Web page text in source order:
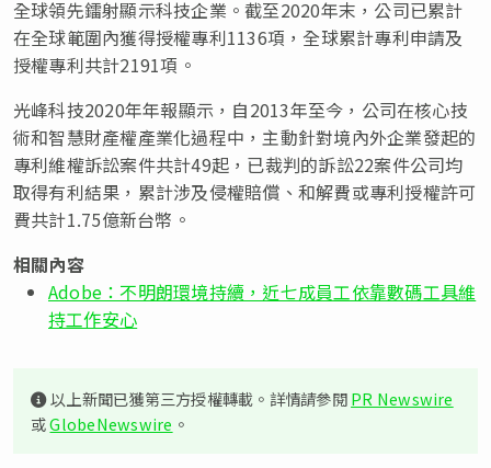
全球領先鐳射顯示科技企業。截至2020年末，公司已累計
在全球範圍內獲得授權專利1136項，全球累計專利申請及
授權專利共計2191項。
光峰科技2020年年報顯示，自2013年至今，公司在核心技
術和智慧財產權產業化過程中，主動針對境內外企業發起的
專利維權訴訟案件共計49起，已裁判的訴訟22案件公司均
取得有利結果，累計涉及侵權賠償、和解費或專利授權許可
費共計1.75億新台幣。
相關內容
Adobe：不明朗環境持續，近七成員工依靠數碼工具維
持工作安心
以上新聞已獲第三方授權轉載。詳情請參閱PR Newswire
或GlobeNewswire 。